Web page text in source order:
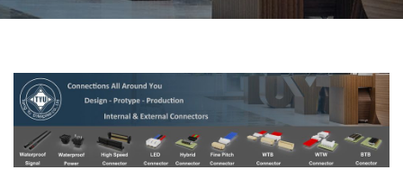
Steckverbindern Aus Taiwan |